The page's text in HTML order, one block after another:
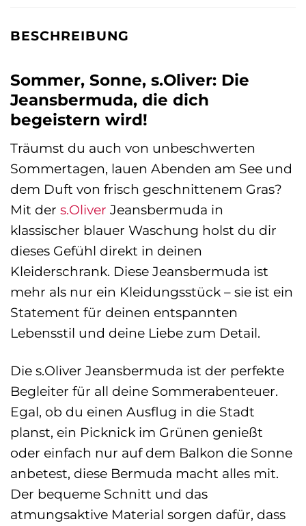
BESCHREIBUNG
Sommer, Sonne, s.Oliver: Die
Jeansbermuda, die dich
begeistern wird!
Träumst du auch von unbeschwerten
Sommertagen, lauen Abenden am See und
dem Duft von frisch geschnittenem Gras?
Mit der s.Oliver Jeansbermuda in
klassischer blauer Waschung holst du dir
dieses Gefühl direkt in deinen
Kleiderschrank. Diese Jeansbermuda ist
mehr als nur ein Kleidungsstück – sie ist ein
Statement für deinen entspannten
Lebensstil und deine Liebe zum Detail.
Die s.Oliver Jeansbermuda ist der perfekte
Begleiter für all deine Sommerabenteuer.
Egal, ob du einen Ausflug in die Stadt
planst, ein Picknick im Grünen genießt
oder einfach nur auf dem Balkon die Sonne
anbetest, diese Bermuda macht alles mit.
Der bequeme Schnitt und das
atmungsaktive Material sorgen dafür, dass